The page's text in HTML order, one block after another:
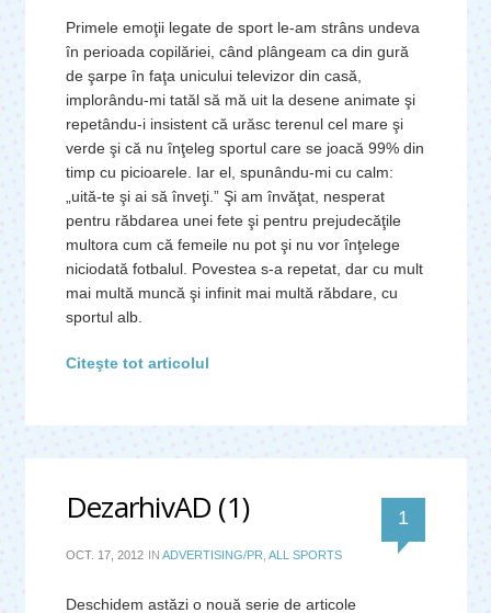
Primele emoţii legate de sport le-am strâns undeva
în perioada copilăriei, când plângeam ca din gură
de şarpe în faţa unicului televizor din casă,
implorându-mi tatăl să mă uit la desene animate şi
repetându-i insistent că urăsc terenul cel mare şi
verde şi că nu înţeleg sportul care se joacă 99% din
timp cu picioarele. Iar el, spunându-mi cu calm:
„uită-te şi ai să înveţi.” Şi am învăţat, nesperat
pentru răbdarea unei fete şi pentru prejudecăţile
multora cum că femeile nu pot şi nu vor înţelege
niciodată fotbalul. Povestea s-a repetat, dar cu mult
mai multă muncă şi infinit mai multă răbdare, cu
sportul alb.
Citeşte tot articolul
DezarhivAD (1) 1
OCT. 17, 2012 IN ADVERTISING/PR ALL SPORTS
Deschidem astăzi o nouă serie de articole